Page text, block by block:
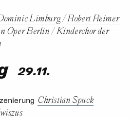
Limburg/Robert Reimer
Oper Berlin /Kinderchor der
29.11.
Christian Spuck